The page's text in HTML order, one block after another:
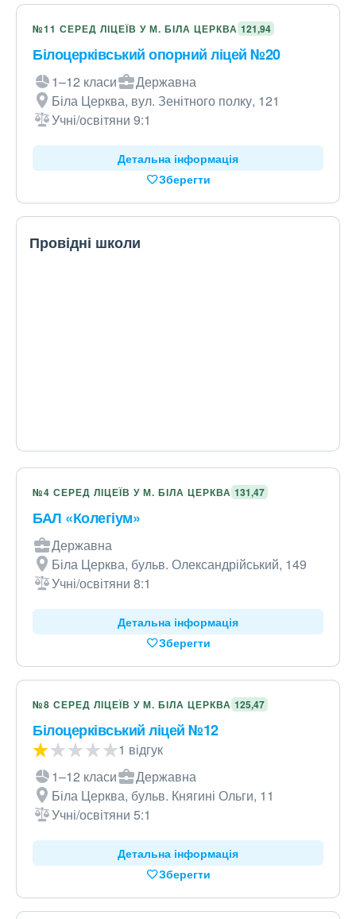
№11 СЕРЕД ЛІЦЕЇВ У М. БІЛА ЦЕРКВА 121,94
Білоцерківський опорний ліцей №20
1–12 класи
Державна
Біла Церква, вул. Зенітного полку, 121
Учні/освітяни 9:1
Детальна інформація
Зберегти
Провідні школи
№4 СЕРЕД ЛІЦЕЇВ У М. БІЛА ЦЕРКВА 131,47
БАЛ «Колегіум»
Державна
Біла Церква, бульв. Олександрійський, 149
Учні/освітяни 8:1
Детальна інформація
Зберегти
№8 СЕРЕД ЛІЦЕЇВ У М. БІЛА ЦЕРКВА 125,47
Білоцерківський ліцей №12
1 відгук
1–12 класи
Державна
Біла Церква, бульв. Княгині Ольги, 11
Учні/освітяни 5:1
Детальна інформація
Зберегти